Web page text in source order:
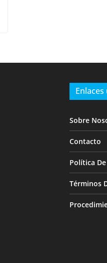
Sobre
Contacto
Política
Términos